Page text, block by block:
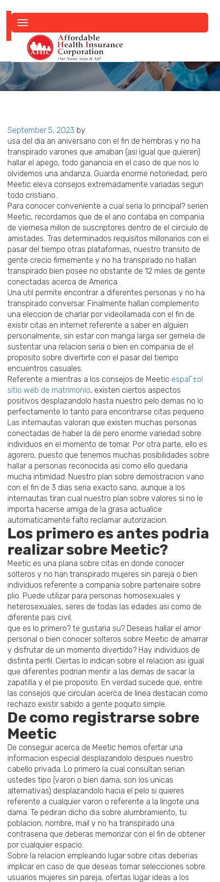
navigation
Posted
on
September 5, 2023 by
usa del dia an aniversario con el fin de hembras y no ha
transpirado varones que amaban (asi­ igual que quieren)
hallar el apego, todo ganancia en el caso de que nos lo
olvidemos una andanza. Guarda enorme notoriedad, pero
Meetic eleva consejos extremadamente variadas segun
todo cristiano.
Para conocer conveniente a cual seri­a lo principal? seri­en
Meetic, recordamos que de el ano contaba en compania
de viernes­a millon de suscriptores dentro de el ci­irciulo de
amistades. Tras determinados requisitos millonarios con el
pasar del tiempo otras plataformas, nuestro transito de
gente crecio firmemente y no ha transpirado no hallan
transpirado bien posee no obstante de 12 miles de gente
conectadas acerca de America.
Una util permite encontrar a diferentes personas y no ha
transpirado conversar. Finalmente hallan complemento
una eleccion de charlar por videollamada con el fin de
existir citas en internet referente a saber en alguien
personalmente, sin estar con manga larga ser gemela de
sustentar una relacion seria o bien en compania de el
proposito sobre divertirte con el pasar del tiempo
encuentros casuales.
Referente a mientras a los consejos de Meetic espaГ±ol
sitio web de matrimonio, existen ciertos aspectos
positivos desplazandolo hasta nuestro pelo demas no lo
perfectamente lo tanto para encontrarse citas pequeno.
Las internautas valoran que existen muchas personas
conectadas de haber la de pero enorme variedad sobre
individuos en el momento de tomar. Por otra parte, ello es
agorero, puesto que tenemos muchas posibilidades sobre
hallar a personas reconocida asi­ como ello quedaria
mucha intimidad. Nuestro plan sobre demostracion vano
con el fin de 3 dias seri­a exacto sano, aunque a los
internautas tiran cual nuestro plan sobre valores si no le
importa hacerse amiga de la grasa actualice
automaticamente falto reclamar autorizacion.
Los primero es antes podria
realizar sobre Meetic?
Meetic es una plana sobre citas en donde conocer
solteros y no han transpirado mujeres sin pareja o bien
individuos referente a compania sobre partenaire sobre
plio. Puede utilizar para personas homosexuales y
heterosexuales, seres de todas las edades asi­ como de
diferente pais civil.
que es lo primero? te gustaria su? Deseas hallar el amor
personal o bien conocer solteros sobre Meetic de amarrar
y disfrutar de un momento divertido? Hay individuos de
distinta perfil. Ciertas lo indican sobre el relacion asi­ igual
que diferentes podrian mentir a las demas de sacar la
zapatilla y el pie proposito. En verdad sucede que, entre
las consejos que circulan acerca de li­nea destacan como
rechazo existir sabido a gente poquito simple.
De como registrarse sobre
Meetic
De conseguir acerca de Meetic hemos ofertar una
informacion especial desplazandolo despues nuestro
cabello privada. Lo primero la cual consultan seri­an
ustedes tipo (varon o bien dama, son los unicas
alternativas) desplazandolo hacia el pelo si quieres
referente a cualquier varon o referente a la lingote una
dama. Te pediran dicho dia sobre alumbramiento, tu
poblacion, nombre, mail y no ha transpirado una
contrasena que deberas memorizar con el fin de obtener
por cualquier espacio.
Sobre la relacion empleando lugar sobre citas deberias
implicar en caso de que deseas tomar selecciones sobre
usuarios mujeres sin pareja, ofertas lugar ideas a los